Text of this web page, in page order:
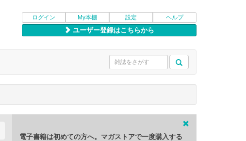
ログイン My本棚 設定 ヘルプ
ユーザー登録はこちらから
電子書籍は初めての方へ。マガストアで一度購入する